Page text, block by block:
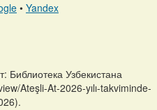
• Yandex
Библиотека Узбекистана
Ateşli-At-2026-yılı-takviminde-